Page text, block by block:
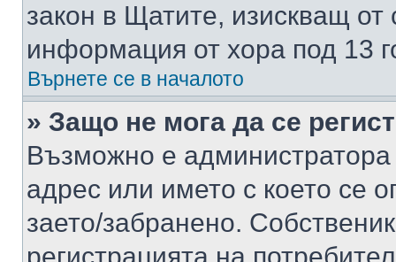
закон в Щатите, изискващ от
информация от хора под 13
Върнете се в началото
» Защо не мога да се
Възможно е
адрес или името с което се
заето/забранено.